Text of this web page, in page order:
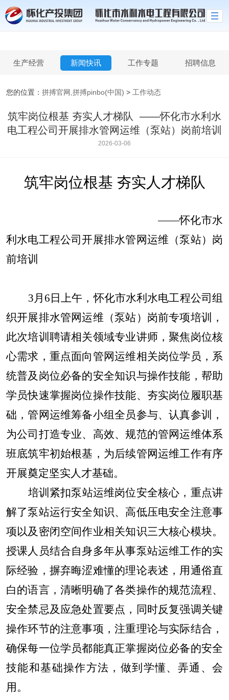
拼搏官网,拼搏pinbo(中国)
生产经营 新闻快讯 工作专题 招聘信息
您的位置： 拼搏官网,拼搏pinbo(中国) > 工作动态
筑牢岗位根基 夯实人才梯队 ​ ——怀化市水利水
电工程公司开展排水管网运维（泵站）岗前培训
2026-03-06
筑牢岗位根基 夯实人才梯队
——怀化市水
利水电工程公司开展排水管网运维（泵站）岗
前培训
3月6日上午，怀化市水利水电工程公司组
织开展排水管网运维（泵站）岗前专项培训，
此次培训聘请相关领域专业讲师，聚焦岗位核
心需求，重点面向管网运维相关岗位学员，系
统普及岗位必备的安全知识与操作技能，帮助
学员快速掌握岗位操作技能、夯实岗位履职基
础，管网运维筹备小组全员参与、认真参训，
为公司打造专业、高效、规范的管网运维体系
班底筑牢初始根基，为后续管网运维工作有序
开展奠定坚实人才基础。
培训紧扣泵站运维岗位安全核心，重点讲
解了泵站运行安全知识、高低压电安全注意事
项以及密闭空间作业相关知识三大核心模块。
授课人员结合自身多年从事泵站运维工作的实
际经验，摒弃晦涩难懂的理论表述，用通俗直
白的语言，清晰明确了各类操作的规范流程、
安全禁忌及应急处置要点，同时反复强调关键
操作环节的注意事项，注重理论与实际结合，
确保每一位学员都能真正掌握岗位必备的安全
技能和基础操作方法，做到学懂、弄通、会
用。